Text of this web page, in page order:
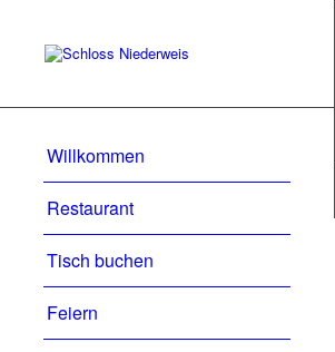
Willkommen
Restaurant
Tisch buchen
Feiern